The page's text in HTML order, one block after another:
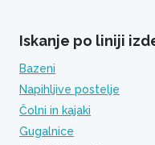
Iskanje po liniji
Bazeni
Napihljive postelje
Čolni in kajaki
Gugalnice